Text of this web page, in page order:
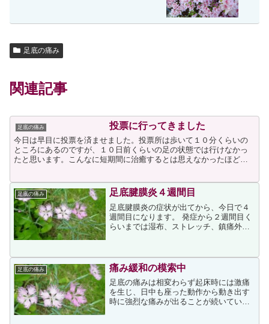
足底の痛み
関連記事
足底の痛み 投票に行ってきました
今日は早目に投票を済ませました。投票所は歩いて１０分くらいの
ところにあるのですが、１０日前くらいの足の状態では行けなかっ
たと思います。こんなに短期間に治癒するとは思えなかったほどの
足底の痛み 足底腱膜炎４週間目
足底腱膜炎の症状が出てから、今日で４
週間目になります。 発症から２週間目く
らいまでは湿布、ストレッチ、鎮痛外用
シングの後には、それまでにないほど悪
化してしまいました。整...
足底の痛み 痛み緩和の模索中
足底の痛みは相変わらず起床時には激痛
を生じ、日中も座った動作から動き出す
時に強烈な痛みが出ることが続いていま